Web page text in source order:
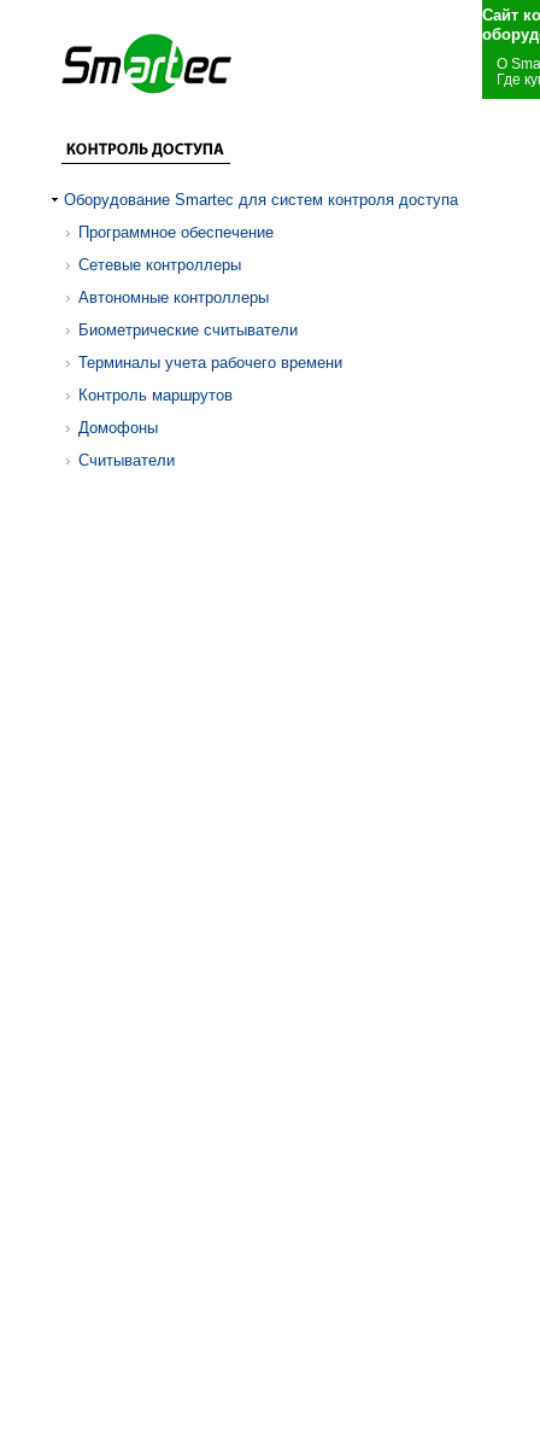
Сайт
О
Где
Оборудование Smartec для систем контроля доступа
Программное обеспечение
Сетевые контроллеры
Автономные контроллеры
Биометрические считыватели
Терминалы учета рабочего времени
Контроль маршрутов
Домофоны
Считыватели